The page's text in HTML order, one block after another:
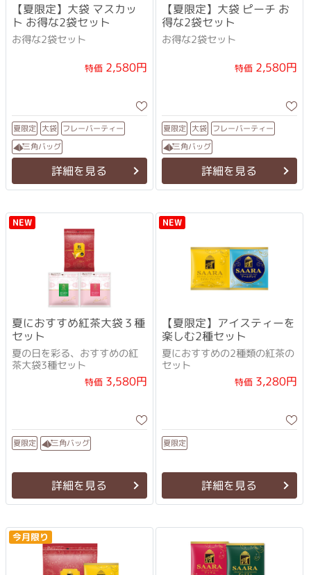
【夏限定】大袋 マスカッ
ト お得な2袋セット
お得な2袋セット
特価2,580円
夏限定 大袋 フレーバーティー
三角バッグ
詳細を見る
【夏限定】大袋 ピーチ お
得な2袋セット
お得な2袋セット
特価2,580円
夏限定 大袋 フレーバーティー
三角バッグ
詳細を見る
NEW
夏におすすめ紅茶大袋３種
セット
夏の日を彩る、おすすめの紅
茶大袋3種セット
特価3,580円
夏限定 三角バッグ
詳細を見る
NEW
【夏限定】アイスティーを
楽しむ2種セット
夏におすすめの2種類の紅茶の
セット
特価3,280円
夏限定
詳細を見る
今月限り